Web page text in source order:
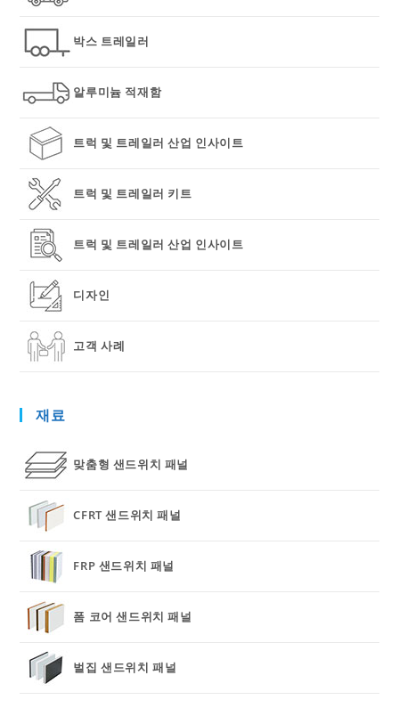
박스 트레일러
알루미늄 적재함
트럭 및 트레일러 산업 인사이트
트럭 및 트레일러 키트
트럭 및 트레일러 산업 인사이트
디자인
고객 사례
재료
맞춤형 샌드위치 패널
CFRT 샌드위치 패널
FRP 샌드위치 패널
폼 코어 샌드위치 패널
벌집 샌드위치 패널